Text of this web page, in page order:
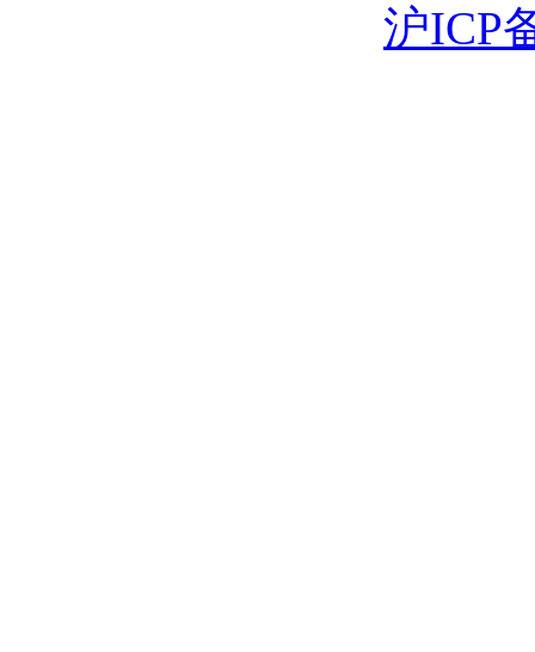
沪ICP